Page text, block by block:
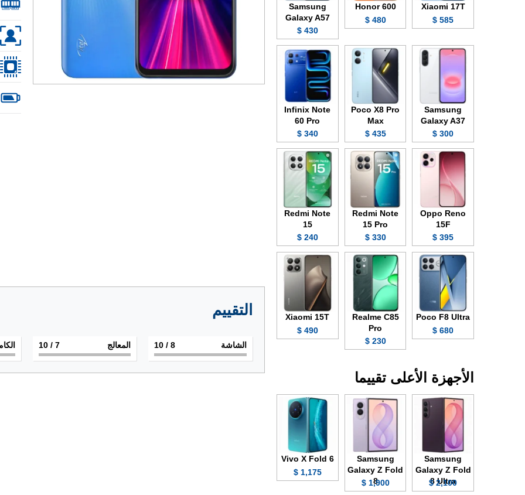
التقييم
الشاشة 8
/ 10 المعالج 7
/ 10
Xiaomi 17T
585 $
Honor 600
480 $
Samsung
Galaxy A57
430 $
Samsung
Galaxy A37
300 $
Poco X8 Pro
Max
435 $
Infinix Note
60 Pro
340 $
Oppo Reno
15F
395 $
Redmi Note
15 Pro
330 $
Redmi Note
15
240 $
Poco F8 Ultra
680 $
Realme C85
Pro
230 $
Xiaomi 15T
490 $
الأجهزة الأعلى تقييما
Samsung
Galaxy Z Fold
8 Ultra
2,100 $
Samsung
Galaxy Z Fold
8
1,900 $
Vivo X Fold 6
1,175 $